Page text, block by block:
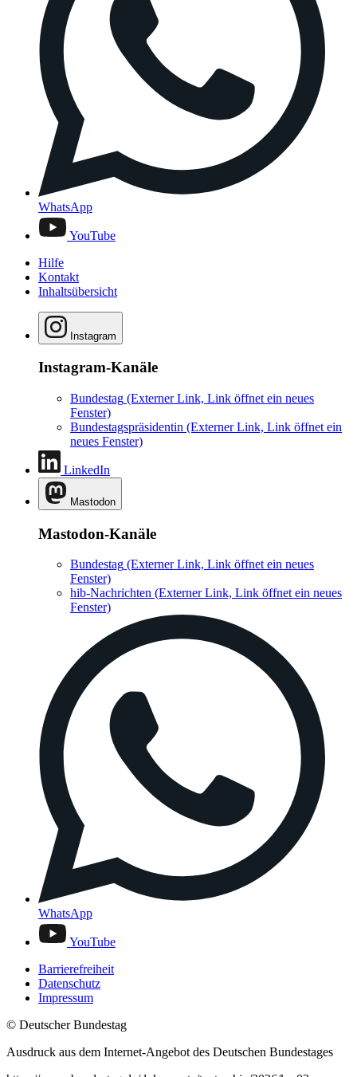
WhatsApp
YouTube
Hilfe
Kontakt
Inhaltsübersicht
Instagram
Instagram-Kanäle
Bundestag (Externer Link, Link öffnet ein neues
Fenster)
Bundestagspräsidentin (Externer Link, Link öffnet ein
neues Fenster)
LinkedIn
Mastodon
Mastodon-Kanäle
Bundestag (Externer Link, Link öffnet ein neues
Fenster)
hib-Nachrichten (Externer Link, Link öffnet ein neues
Fenster)
WhatsApp
YouTube
Barrierefreiheit
Datenschutz
Impressum
© Deutscher Bundestag
Ausdruck aus dem Internet-Angebot des Deutschen Bundestages